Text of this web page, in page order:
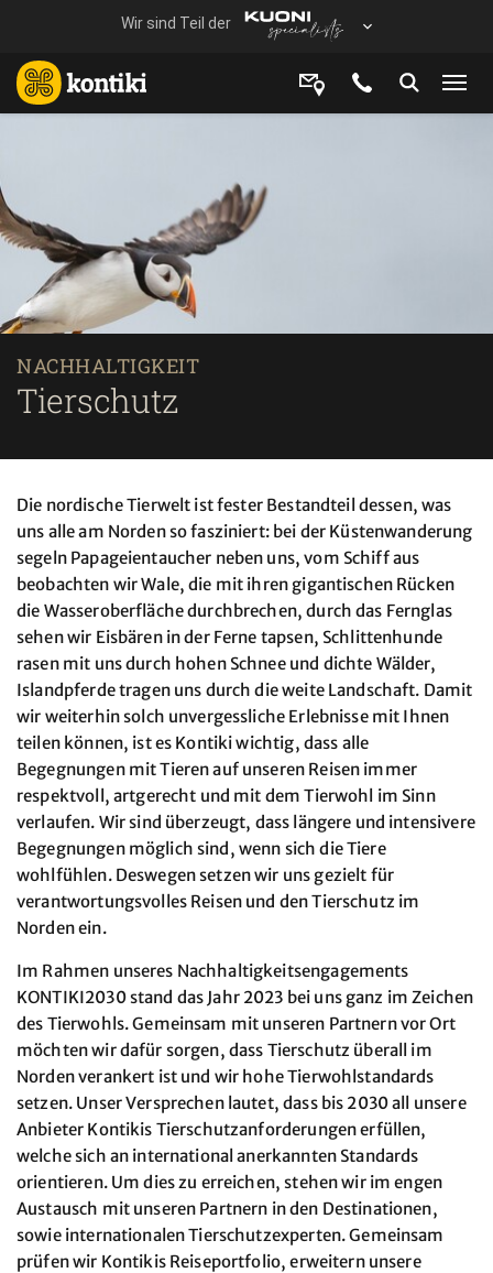
NACHHALTIGKEIT
Tierschutz
Die nordische Tierwelt ist fester Bestandteil dessen, was
uns alle am Norden so fasziniert: bei der Küstenwanderung
segeln Papageientaucher neben uns, vom Schiff aus
beobachten wir Wale, die mit ihren gigantischen Rücken
die Wasseroberfläche durchbrechen, durch das Fernglas
sehen wir Eisbären in der Ferne tapsen, Schlittenhunde
rasen mit uns durch hohen Schnee und dichte Wälder,
Islandpferde tragen uns durch die weite Landschaft. Damit
wir weiterhin solch unvergessliche Erlebnisse mit Ihnen
teilen können, ist es Kontiki wichtig, dass alle
Begegnungen mit Tieren auf unseren Reisen immer
respektvoll, artgerecht und mit dem Tierwohl im Sinn
verlaufen. Wir sind überzeugt, dass längere und intensivere
Begegnungen möglich sind, wenn sich die Tiere
wohlfühlen. Deswegen setzen wir uns gezielt für
verantwortungsvolles Reisen und den Tierschutz im
Norden ein.
Im Rahmen unseres Nachhaltigkeitsengagements
KONTIKI2030 stand das Jahr 2023 bei uns ganz im Zeichen
des Tierwohls. Gemeinsam mit unseren Partnern vor Ort
möchten wir dafür sorgen, dass Tierschutz überall im
Norden verankert ist und wir hohe Tierwohlstandards
setzen. Unser Versprechen lautet, dass bis 2030 all unsere
Anbieter Kontikis Tierschutzanforderungen erfüllen,
welche sich an international anerkannten Standards
orientieren. Um dies zu erreichen, stehen wir im engen
Austausch mit unseren Partnern in den Destinationen,
sowie internationalen Tierschutzexperten. Gemeinsam
prüfen wir Kontikis Reiseportfolio, erweitern unsere